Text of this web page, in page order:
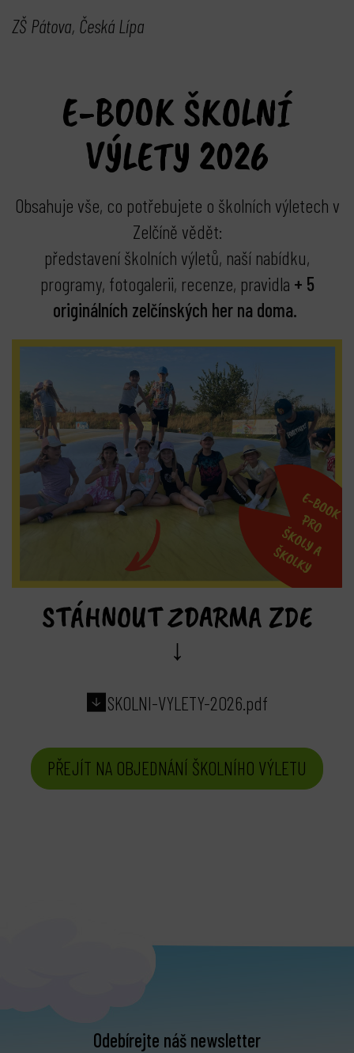
ZŠ Pátova, Česká Lípa
E-BOOK ŠKOLNÍ
VÝLETY 2026
Obsahuje vše, co potřebujete o školních výletech v
Zelčíně vědět:
představení školních výletů, naší nabídku,
programy, fotogalerii, recenze, pravidla + 5
originálních zelčínských her na doma.
STÁHNOUT ZDARMA ZDE
↓
SKOLNI-VYLETY-2026.pdf
PŘEJÍT NA OBJEDNÁNÍ ŠKOLNÍHO VÝLETU
Odebírejte náš newsletter